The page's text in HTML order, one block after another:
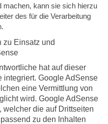
machen, kann sie sich hierzu
des für die Verarbeitung
zu Einsatz und
hat auf dieser
integriert. Google AdSense
eine Vermittlung von
wird. Google AdSense
welcher die auf Drittseiten
zu den Inhalten